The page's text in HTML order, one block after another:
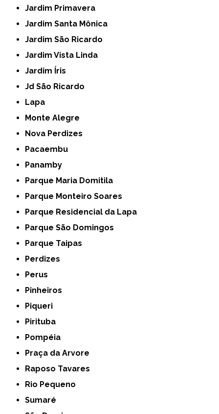
Jardim Primavera
Jardim Santa Mônica
Jardim São Ricardo
Jardim Vista Linda
Jardim Íris
Jd São Ricardo
Lapa
Monte Alegre
Nova Perdizes
Pacaembu
Panamby
Parque Maria Domitila
Parque Monteiro Soares
Parque Residencial da Lapa
Parque São Domingos
Parque Taipas
Perdizes
Perus
Pinheiros
Piqueri
Pirituba
Pompéia
Praça da Arvore
Raposo Tavares
Rio Pequeno
Sumaré